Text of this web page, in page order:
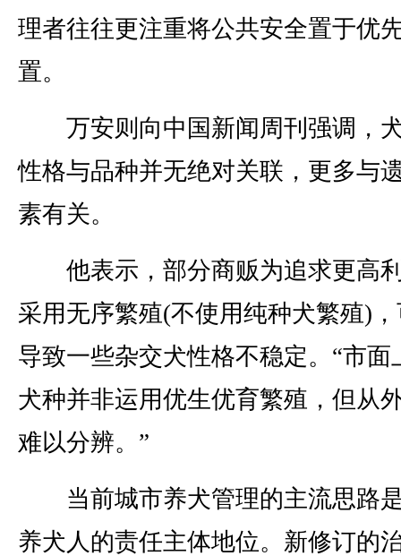
理者往往更注重将公共安全置于优
置。
万安则向中国新闻周刊强调，
性格与品种并无绝对关联，更多与
素有关。
他表示，部分商贩为追求更高
采用无序繁殖(不使用纯种犬繁殖)
导致一些杂交犬性格不稳定。“市面
犬种并非运用优生优育繁殖，但从
难以分辨。”
当前城市养犬管理的主流思路
养犬人的责任主体地位。新修订的